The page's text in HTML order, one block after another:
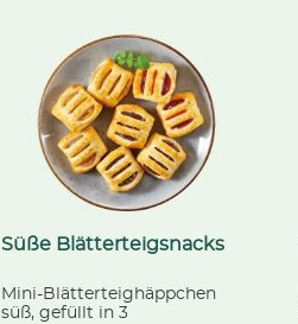
Süße Blätterteigsnacks
Mini-Blätterteighäppchen
süß, gefüllt in 3